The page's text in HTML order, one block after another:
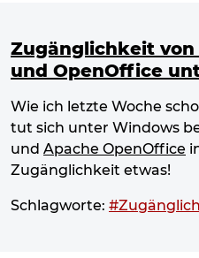
Zugänglichkeit
und OpenOffice
Wie ich letzte Woche
tut sich unter Windows
und Apache OpenOffice
Zugänglichkeit etwas!
Schlagworte: